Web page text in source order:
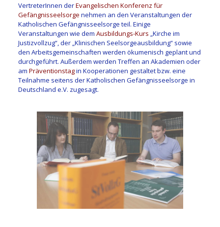
VertreterInnen derEvangelischen Konferenz für
Gefängnisseelsorge nehmen an den Veranstaltungen der
Katholischen Gefängnisseelsorge teil. Einige
Veranstaltungen wie dem Ausbildungs-Kurs „Kirche im
Justizvollzug“, der „Klinischen Seelsorgeausbildung“ sowie
den Arbeitsgemeinschaften werden ökumenisch geplant und
durchgeführt. Außerdem werden Treffen an Akademien oder
am Präventionstagin Kooperationen gestaltet bzw. eine
Teilnahme seitens der Katholischen Gefängnisseelsorge in
Deutschland e.V. zugesagt.